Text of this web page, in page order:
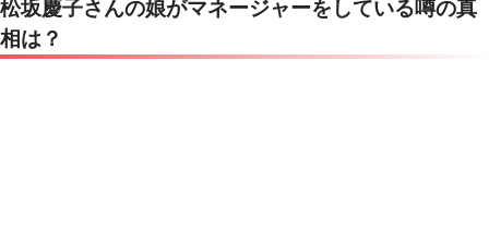
松坂慶子さんの娘がマネージャーをしている噂の真
相は？